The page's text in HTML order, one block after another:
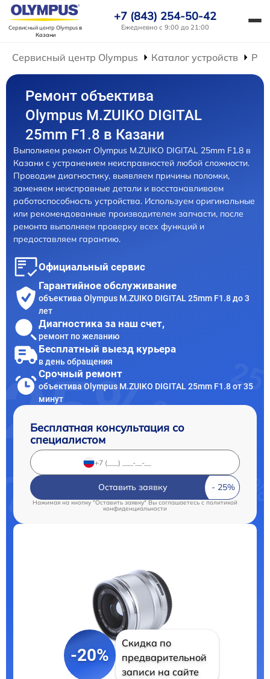
Сервисный центр Olympusв
Казани
+7 (843) 254-50-42
Ежедневно с 9:00 до 21:00
Сервисный центр Olympus Каталог устройств
Ремонт объектива
Olympus M.ZUIKO DIGITAL
25mm F1.8 в Казани
Выполняем ремонт Olympus M.ZUIKO DIGITAL 25mm F1.8 в
Казани с устранением неисправностей любой сложности.
Проводим диагностику, выявляем причины поломки,
заменяем неисправные детали и восстанавливаем
работоспособность устройства. Используем оригинальные
или рекомендованные производителем запчасти, после
ремонта выполняем проверку всех функций и
предоставляем гарантию.
Официальный сервис
Гарантийное обслуживание
объектива Olympus M.ZUIKO DIGITAL 25mm F1.8 до 3
лет
Диагностика за наш счет,
ремонт по желанию
Бесплатный выезд курьера
в день обращения
Срочный ремонт
объектива Olympus M.ZUIKO DIGITAL 25mm F1.8 от 35
минут
Бесплатная консультация со
специалистом
Оставить заявку
Нажимая на кнопку "Оставить заявку" Вы соглашаетесь c политикой
конфиденциальности
-20%
Скидка по
предварительной
записи на сайте